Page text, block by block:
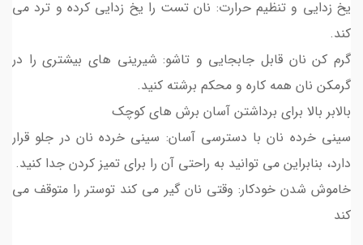
یخ زدایی و تنظیم حرارت: نان تست را یخ زدایی کرده و ترد می
کند.
گرم کن نان قابل جابجایی و تاشو: شیرینی های بیشتری را در
گرمکن نان همه کاره و محکم برشته کنید.
بالابر بالا برای برداشتن آسان برش های کوچک
سینی خرده نان با دسترسی آسان: سینی خرده نان در جلو قرار
دارد، بنابراین می توانید به راحتی آن را برای تمیز کردن جدا کنید.
خاموش شدن خودکار: وقتی نان گیر می کند توستر را متوقف می
کند